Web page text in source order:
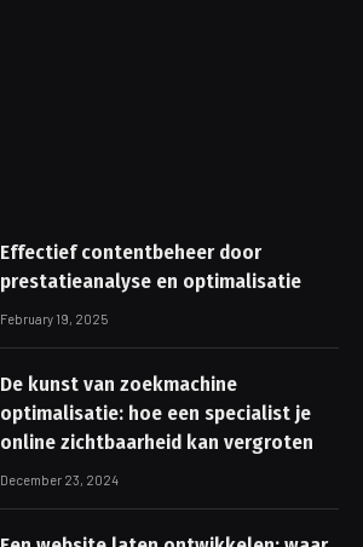
Effectief contentbeheer door
prestatieanalyse en optimalisatie
February 19, 2025
De kunst van zoekmachine
optimalisatie: hoe een specialist je
online zichtbaarheid kan vergroten
December 23, 2024